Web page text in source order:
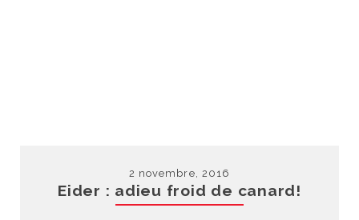
2 novembre, 2016
Eider : adieu froid de canard!